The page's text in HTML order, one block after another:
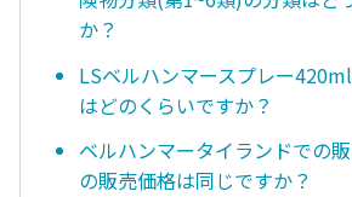
か？
LSベルハンマースプレー
はどのくらいですか？
ベルハンマータイランドでの
の販売価格は同じですか？